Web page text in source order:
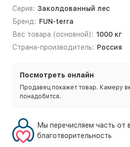
Серия: Заколдованный лес
Бренд: FUN-terra
Вес товара (основной): 1000 кг
Страна-производитель: Россия
Посмотреть онлайн
Продавец покажет товар. Камеру
понадобится.
Мы перечисляем часть от
благотворительность